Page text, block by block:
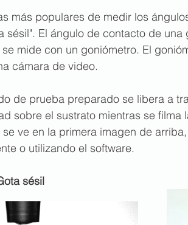
más populares de medir los
sésil". El ángulo de contacto de
mide con un goniómetro. El
cámara de video.
de prueba preparado se libera a
sobre el sustrato mientras se filma
ve en la primera imagen de
o utilizando el software.
Gota sésil